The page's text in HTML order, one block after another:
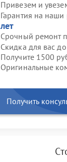
Привезем и
Гарантия на
лет
Срочный ремонт
Скидка для вас до
Получите 1500
Оригинальные
Получить